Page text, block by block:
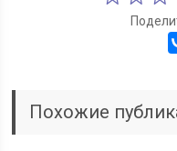
Похожие